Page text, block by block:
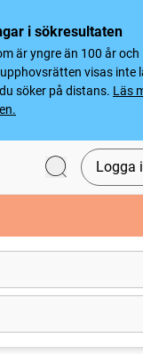
i sökresultaten
är yngre än 100 år och
visas inte
söker på distans. Läs
Logga